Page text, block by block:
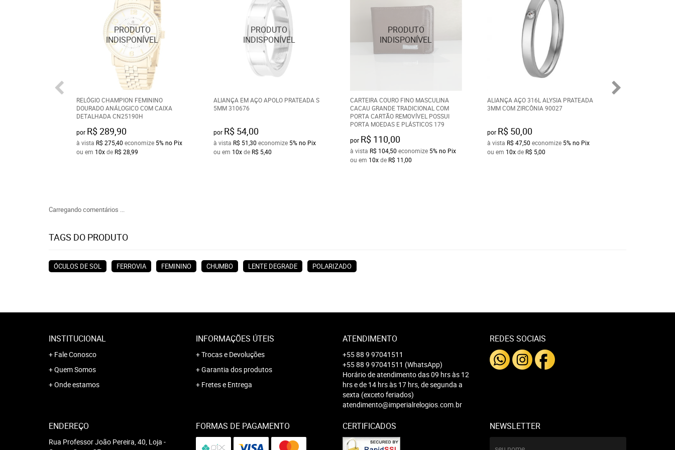
RELÓGIO CHAMPION FEMININO
DOURADO ANÁLOGICO COM CAIXA
DETALHADA CN25190H
por R$ 289,90
à vista R$ 275,40 economize 5%no Pix
ou em 10xde R$ 28,99
ALIANÇA EM AÇO APOLO PRATEADA S
5MM 310676
por R$ 54,00
à vista R$ 51,30 economize 5% no Pix
ou em 10xde R$ 5,40
CARTEIRA COURO FINO MASCULINA
CACAU GRANDE TRADICIONAL COM
PORTA CARTÃO REMOVÍVEL POSSUI
PORTA MOEDAS E PLÁSTICOS 179
por R$ 110,00
à vista R$ 104,50 economize 5%no Pix
ou em 10xde R$ 11,00
ALIANÇA AÇO 316L ALYSIA PRATEADA
3MM COM ZIRCÔNIA 90027
por R$ 50,00
à vista R$ 47,50 economize 5% no Pix
ou em 10xde R$ 5,00
Carregando comentários ...
TAGS DO PRODUTO
ÓCULOS DE SOL FERROVIA FEMININO CHUMBO LENTE DEGRADE POLARIZADO
INSTITUCIONAL
Fale Conosco
Quem Somos
Onde estamos
INFORMAÇÕES ÚTEIS
Trocas e Devoluções
Garantia dos produtos
Fretes e Entrega
ATENDIMENTO
+55 88 9 97041511
+55 88 9 97041511 (WhatsApp)
Horário de atendimento das 09 hrs às 12
hrs e de 14 hrs às 17 hrs, de segunda a
sexta (exceto feriados)
atendimento@imperialrelogios.com.br
REDES SOCIAIS
ENDEREÇO
Rua Professor João Pereira, 40, Loja -
FORMAS DE PAGAMENTO CERTIFICADOS NEWSLETTER